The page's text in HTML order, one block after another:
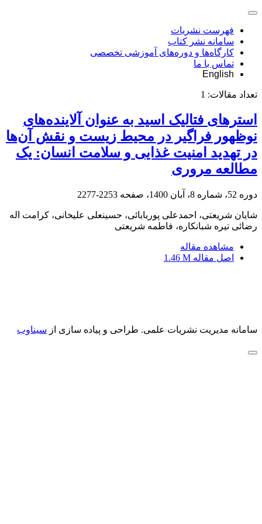
فهرست نشریات
سامانه نشر کتاب
کارگاه‌ها و دوره‌های آموزشی تخصصی
تماس با ما
English
تعداد مقالات: 1
استرهای فتالیک اسید به عنوان آلاینده‌های
نوظهور فراگیر در محیط زیست و نقش آن‌ها
در تهدید امنیت غذایی و سلامت انسان: یک
مطالعه مروری
دوره 52، شماره 8، آبان 1400، صفحه 2253-2277
شایان شریعتی، احمدعلی پوربابائی، حسینعلی علیخانی، کرامت اله
رضائی تیره شبانکاره، فاطمه شریعتی
مشاهده مقاله
اصل مقاله 1.46 M
سامانه مدیریت نشریات علمی. طراحی و پیاده سازی از سیناوب